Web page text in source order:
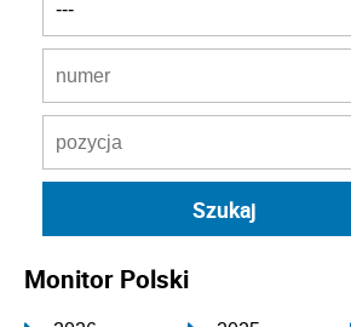
Monitor Polski